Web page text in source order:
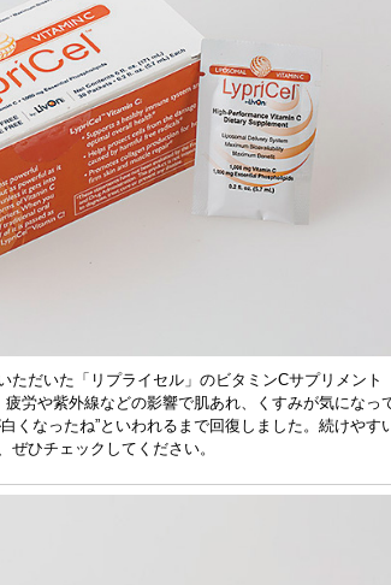
ただいた「リプライセル」のビタミンCサプリメント
疲労や紫外線などの影響で肌あれ、くすみが気になっ
くなったね”といわれるまで回復しました。続けやす
ひチェックしてください。